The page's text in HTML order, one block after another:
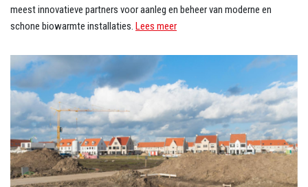
meest innovatieve partners voor aanleg en beheer van moderne en
schone biowarmte installaties. Lees meer